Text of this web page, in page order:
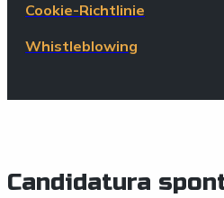
Cookie-Richtlinie
Whistleblowing
Candidatura